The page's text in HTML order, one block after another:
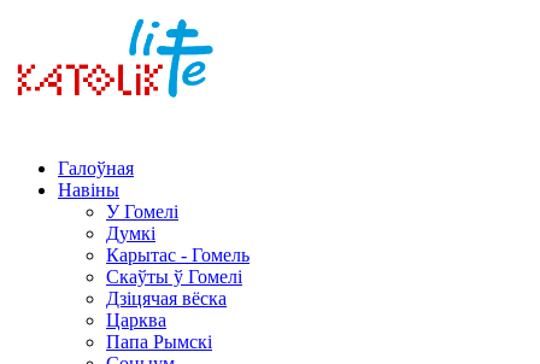
Галоўная
Навіны
У Гомелі
Думкі
Карытас - Гомель
Скаўты ў Гомелі
Дзіцячая вёска
Царква
Папа Рымскі